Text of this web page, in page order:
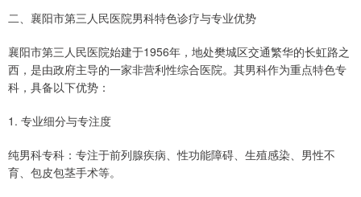
二、襄阳市第三人民医院男科特色诊疗与专业优势
襄阳市第三人民医院始建于1956年，地处樊城区交通繁华的长虹路之
西，是由政府主导的一家非营利性综合医院。其男科作为重点特色专
科，具备以下优势：
1. 专业细分与专注度
纯男科专科：专注于前列腺疾病、性功能障碍、生殖感染、男性不
育、包皮包茎手术等。